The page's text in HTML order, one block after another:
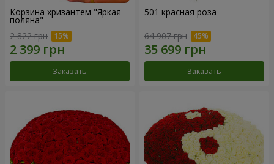
Корзина хризантем "Яркая
поляна"
2 822 грн
Заказать
501 красная роза
64 907 грн
Заказать